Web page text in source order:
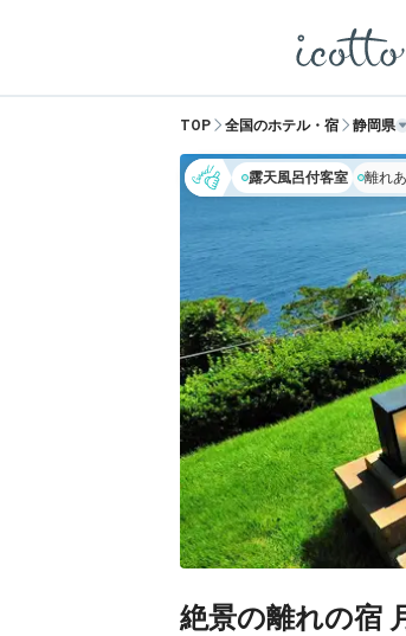
TOP 全国のホテル・宿 静岡県
露天風呂付客室 離れ
絶景の離れの宿